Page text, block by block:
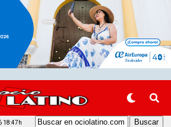
18:47h